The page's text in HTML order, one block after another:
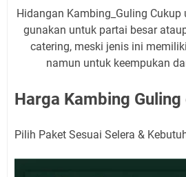
Hidangan Kambing_Guling Cukup
gunakan untuk partai besar
catering, meski jenis ini
namun untuk keempukan
Harga Kambing
Pilih Paket Sesuai Selera &